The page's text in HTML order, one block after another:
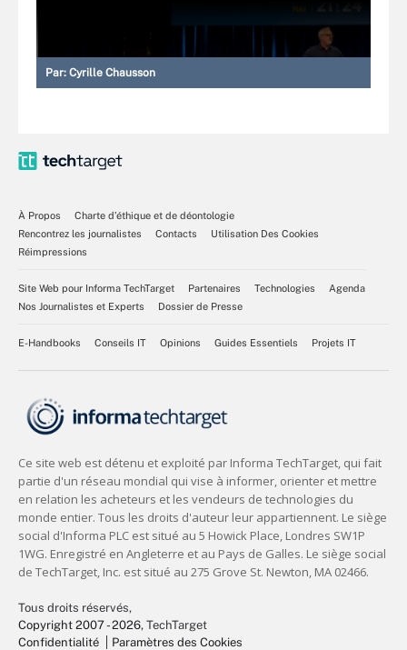
Par: Cyrille Chausson
À Propos
Charte d’éthique et de déontologie
Rencontrez les journalistes
Contacts
Utilisation Des Cookies
Réimpressions
Site Web pour Informa TechTarget Partenaires Technologies
Agenda
Nos Journalistes et Experts
Dossier de Presse
E-Handbooks Conseils IT Opinions Guides Essentiels Projets IT
Tous droits réservés,
Copyright 2007 - 2026, TechTarget
Confidentialité
Paramètres des Cookies